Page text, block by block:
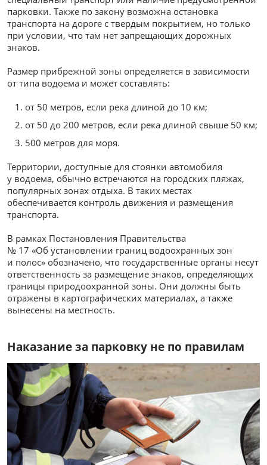
парковки. Также по закону возможна остановка
транспорта на дороге с твердым покрытием, но только
при условии, что там нет запрещающих дорожных
знаков.
Размер прибрежной зоны определяется в зависимости
от типа водоема и может составлять:
от 50 метров, если река длиной до 10 км;
от 50 до 200 метров, если река длиной свыше 50 км;
500 метров для моря.
Территории, доступные для стоянки автомобиля
у водоема, обычно встречаются на городских пляжах,
популярных зонах отдыха. В таких местах
обеспечивается контроль движения и размещения
транспорта.
В рамках Постановления Правительства
№ 17 «Об установлении границ водоохранных зон
и полос» обозначено, что государственные органы несут
ответственность за размещение знаков, определяющих
границы природоохранной зоны. Они должны быть
отражены в картографических материалах, а также
вынесены на местность.
Наказание за парковку не по правилам